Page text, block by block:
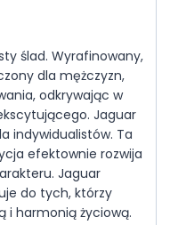
ślad. Wyrafinowany,
dla mężczyzn,
odkrywając w
Jaguar
indywidualistów. Ta
efektownie rozwija
Jaguar
do tych, którzy
i harmonią życiową.